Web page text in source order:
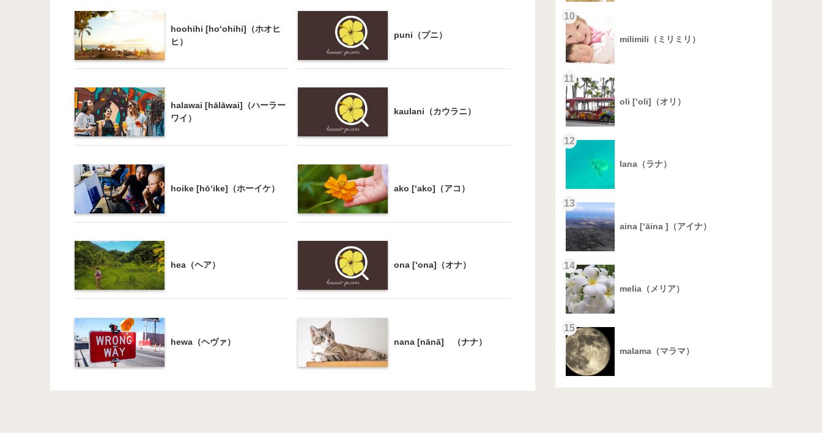
hoohihi [ho‘ohihi]（ホオヒ
ヒ）
puni（プニ）
halawai [hālāwai]（ハーラー
ワイ）
kaulani（カウラニ）
hoike [hō‘ike]（ホーイケ） ako [‘ako]（アコ）
hea（ヘア） ona [‘ona]（オナ）
hewa（ヘヴァ） nana [nānā] （ナナ）
10
milimili（ミリミリ）
11
oli [‘oli]（オリ）
12
lana（ラナ）
13
aina [‘āina ]（アイナ）
14
melia（メリア）
15
malama（マラマ）